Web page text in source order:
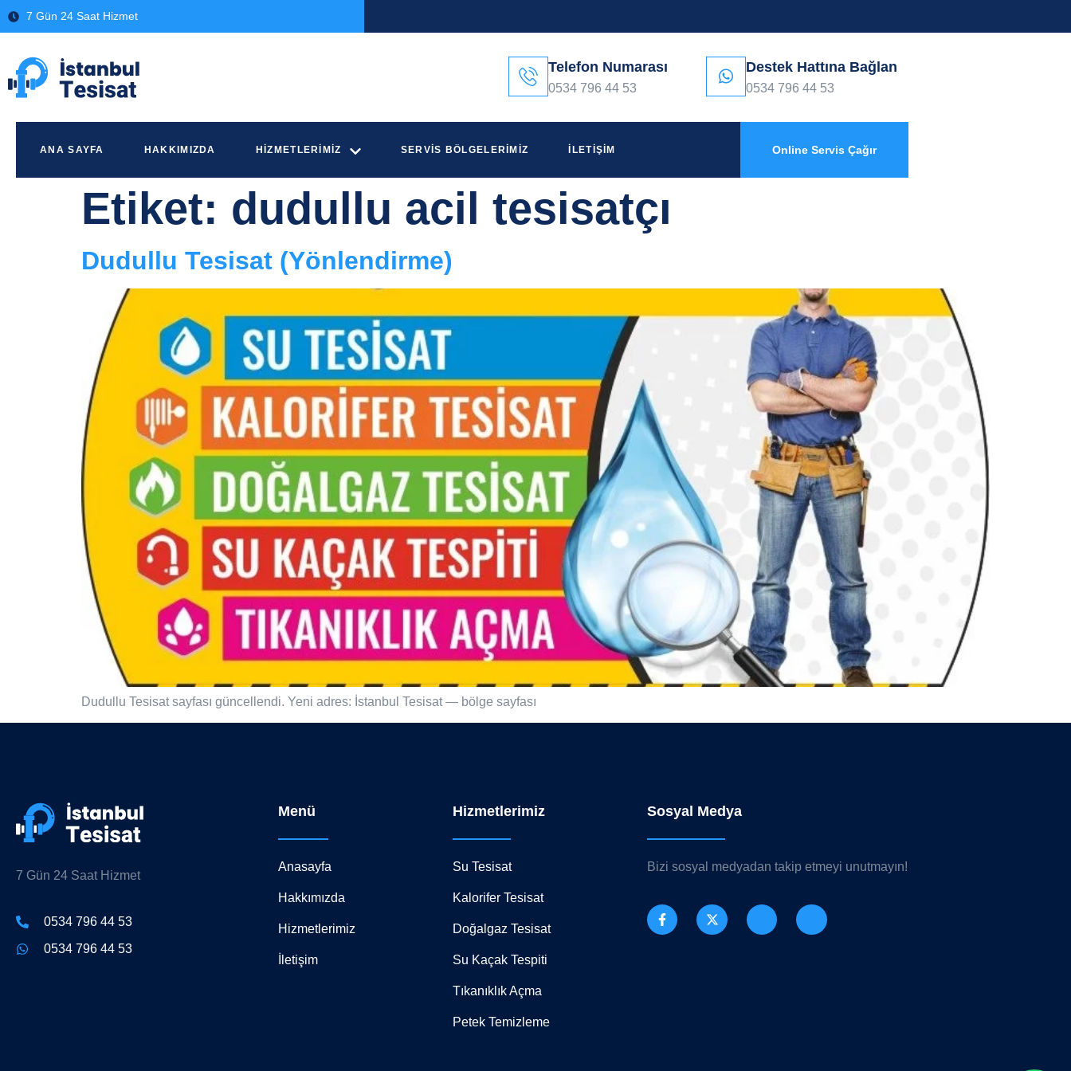
7 Gün 24 Saat Hizmet
Telefon Numarası
0534 796 44 53
Destek Hattına Bağlan
0534 796 44 53
ANA SAYFA HAKKIMIZDA HIZMETLERIMIZ SERVIS BÖLGELERIMIZ İLETIŞIM Online Servis Çağır
Etiket: dudullu acil tesisatçı
Dudullu Tesisat (Yönlendirme)
Dudullu Tesisat sayfası güncellendi. Yeni adres: İstanbul Tesisat — bölge sayfası
7 Gün 24 Saat Hizmet
0534 796 44 53
0534 796 44 53
Menü
Anasayfa
Hakkımızda
Hizmetlerimiz
İletişim
Hizmetlerimiz
Su Tesisat
Kalorifer Tesisat
Doğalgaz Tesisat
Su Kaçak Tespiti
Tıkanıklık Açma
Petek Temizleme
Sosyal Medya
Bizi sosyal medyadan takip etmeyi unutmayın!